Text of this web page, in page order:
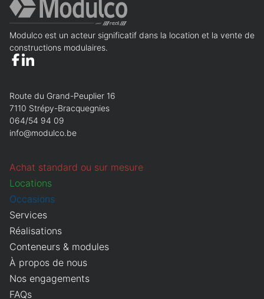
Modulco est un acteur significatif dans la location et la vente de
constructions modulaires.
Route du Grand-Peuplier 16
7110 Strépy-Bracquegnies
064/54 94 09
info@modulco.be
Achat standard ou sur mesure
Locations
Occasions
Services
Réalisations
Conteneurs & modules
À propos de nous
Nos engagements
FAQs